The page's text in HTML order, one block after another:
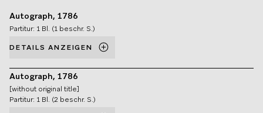
Autograph, 1786
Partitur: 1 Bl. (1 beschr. S.)
DETAILS ANZEIGEN
Autograph, 1786
[without original title]
Partitur: 1 Bl. (2 beschr. S.)